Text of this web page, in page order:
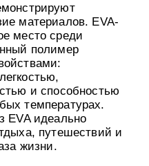
материалов. EVA-
место среди
полимер
и способностью
температурах.
EVA идеально
путешествий и
жизни.